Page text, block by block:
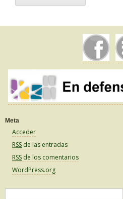
Meta
Acceder
RSS de las entradas
RSS de los comentarios
WordPress.org